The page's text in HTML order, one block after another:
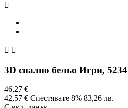

 
3D спално бельо Игри, 5234
46,27 €
42,57 € Спестявате 8% 83,26 лв.